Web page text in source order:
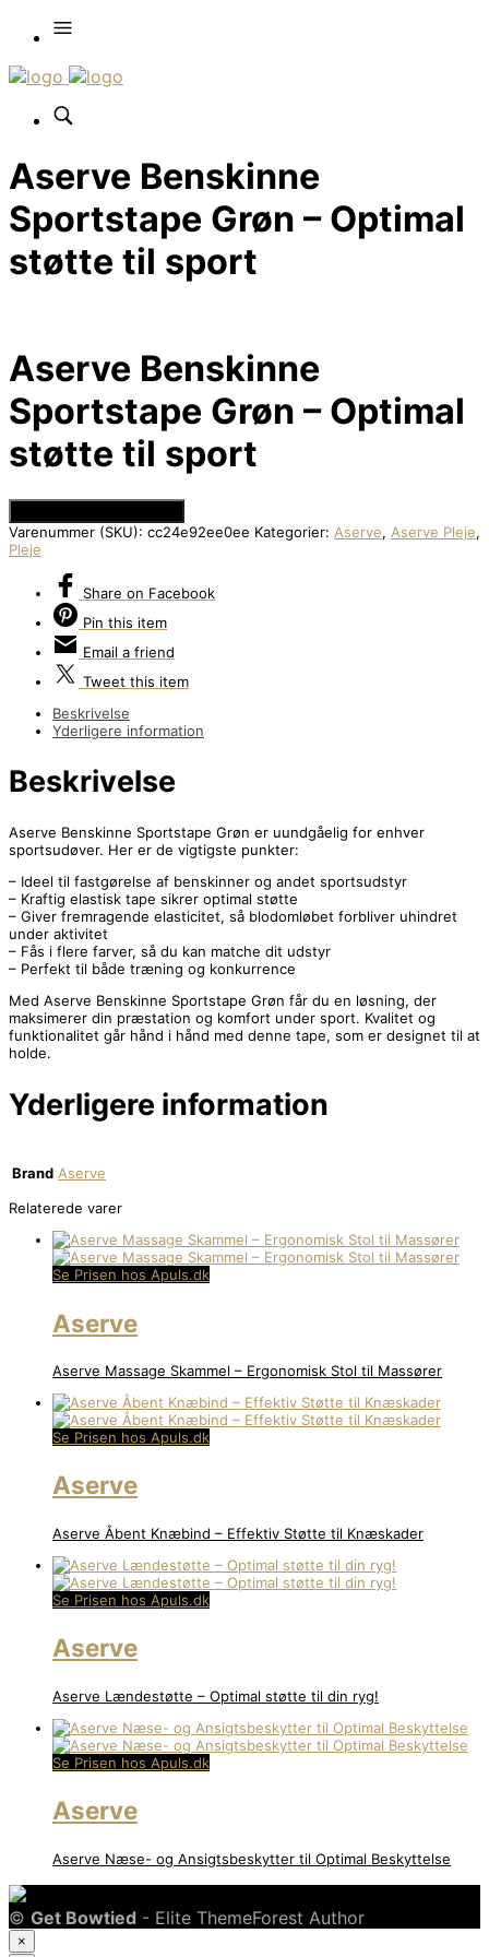
Aserve Benskinne
Sportstape Grøn – Optimal
støtte til sport
Aserve Benskinne
Sportstape Grøn – Optimal
støtte til sport
Varenummer (SKU): cc24e92ee0ee Kategorier: Aserve, Aserve Pleje,
Pleje
Share on Facebook
Pin this item
Email a friend
Tweet this item
Beskrivelse
Yderligere information
Beskrivelse
Aserve Benskinne Sportstape Grøn er uundgåelig for enhver
sportsudøver. Her er de vigtigste punkter:
– Ideel til fastgørelse af benskinner og andet sportsudstyr
– Kraftig elastisk tape sikrer optimal støtte
– Giver fremragende elasticitet, så blodomløbet forbliver uhindret
under aktivitet
– Fås i flere farver, så du kan matche dit udstyr
– Perfekt til både træning og konkurrence
Med Aserve Benskinne Sportstape Grøn får du en løsning, der
maksimerer din præstation og komfort under sport. Kvalitet og
funktionalitet går hånd i hånd med denne tape, som er designet til at
holde.
Yderligere information
Brand Aserve
Relaterede varer
Se Prisen hos Apuls.dk
Aserve
Aserve Massage Skammel – Ergonomisk Stol til Massører
Se Prisen hos Apuls.dk
Aserve
Aserve Åbent Knæbind – Effektiv Støtte til Knæskader
Se Prisen hos Apuls.dk
Aserve
Aserve Lændestøtte – Optimal støtte til din ryg!
Se Prisen hos Apuls.dk
Aserve
Aserve Næse- og Ansigtsbeskytter til Optimal Beskyttelse
© Get Bowtied - Elite ThemeForest Author
×